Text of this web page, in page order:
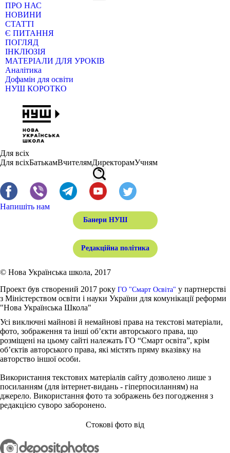
ПРО НАС
НОВИНИ
СТАТТІ
Є ПИТАННЯ
ПОГЛЯД
ІНКЛЮЗІЯ
МАТЕРІАЛИ ДЛЯ УРОКІВ
Аналітика
Дофамін для освіти
НУШ КОРОТКО
Для всіх
Для всіхБатькамВчителямДиректорамУчням
Напишіть нам
Банери НУШ
Редакційна політика
© Нова Українська школа, 2017
Проект був створений 2017 року ГО "Смарт Освіта" у партнерстві
з Міністерством освіти і науки України для комунікації реформи
"Нова Українська Школа"
Усі виключні майнові й немайнові права на текстові матеріали,
фото, зображення та інші об’єкти авторського права, що
розміщені на цьому сайті належать ГО “Смарт освіта”, крім
об’єктів авторського права, які містять пряму вказівку на
авторство іншої особи.
Використання текстових матеріалів сайту дозволено лише з
посиланням (для інтернет-видань - гіперпосиланням) на
джерело. Використання фото та зображень без погодження з
редакцією суворо заборонено.
Стокові фото від